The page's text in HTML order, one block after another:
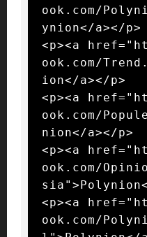
ook.com/
ynion</a></p>
<p><a
ook.com/
ion</a></p>
<p><a
ook.com/
nion</a></p>
<p><a
ook.com/
<p><a
ook.com/